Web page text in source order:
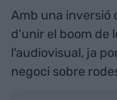
Amb una inversió
d'unir el boom de
l'audiovisual, ja
negoci sobre